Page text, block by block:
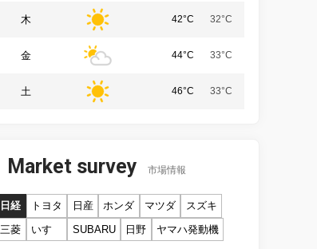
木 42°C 32°C
金 44°C 33°C
土 46°C 33°C
Market survey 市場情報
日経 トヨタ 日産 ホンダ マツダ
スズキ
三菱
いすゞ SUBARU 日野 ヤマハ発動機